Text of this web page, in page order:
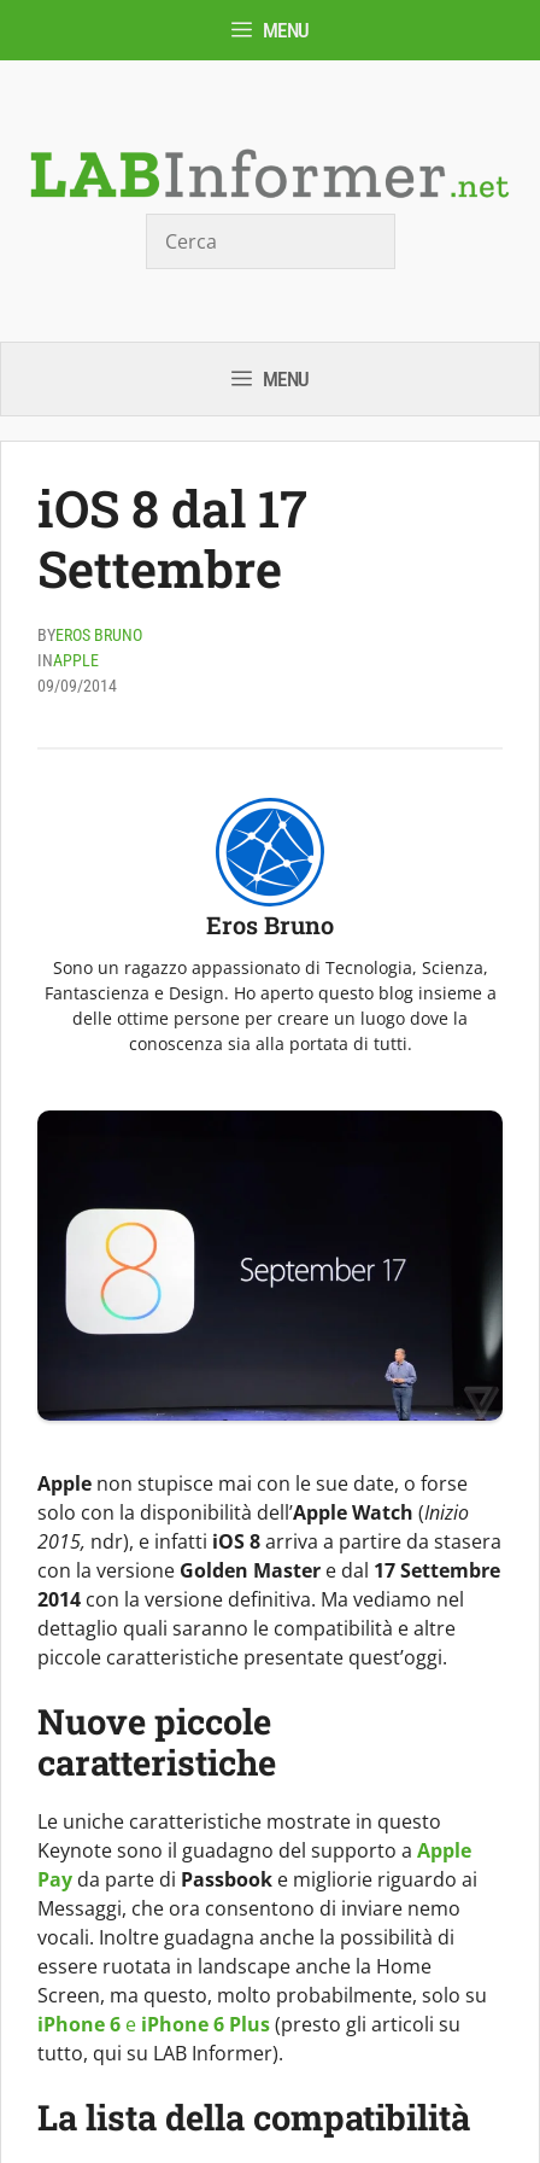
MENU
MENU
iOS 8 dal 17
Settembre
BYEROS BRUNO
INAPPLE
09/09/2014
Eros Bruno
Sono un ragazzo appassionato di Tecnologia, Scienza,
Fantascienza e Design. Ho aperto questo blog insieme a
delle ottime persone per creare un luogo dove la
conoscenza sia alla portata di tutti.
Apple non stupisce mai con le sue date, o forse
solo con la disponibilità dell’Apple Watch (Inizio
2015, ndr), e infatti iOS 8arriva a partire da stasera
con la versione Golden Master e dal 17 Settembre
2014 con la versione definitiva. Ma vediamo nel
dettaglio quali saranno le compatibilità e altre
piccole caratteristiche presentate quest’oggi.
Nuove piccole
caratteristiche
Le uniche caratteristiche mostrate in questo
Keynote sono il guadagno del supporto a Apple
Pay da parte di Passbook e migliorie riguardo ai
Messaggi, che ora consentono di inviare nemo
vocali. Inoltre guadagna anche la possibilità di
essere ruotata in landscape anche la Home
Screen, ma questo, molto probabilmente, solo su
iPhone 6 e iPhone 6 Plus(presto gli articoli su
tutto, qui su LAB Informer).
La lista della compatibilità